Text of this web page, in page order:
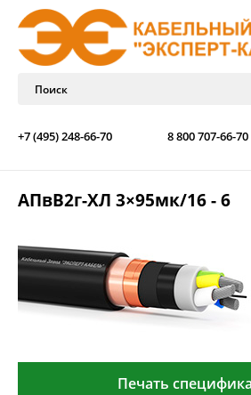
+7 (495) 248-66-70 8 800 707-66-70
АПвВ2г-ХЛ 3×95мк/16 - 6
Печать